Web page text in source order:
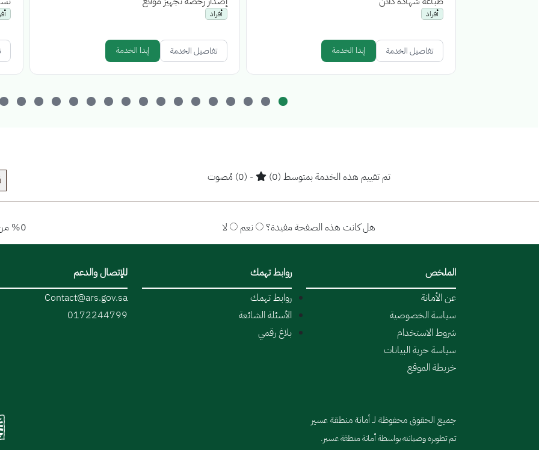
أفراد
تفاصيل الخدمة إبدا الخدمة
أفراد
تفاصيل الخدمة إبدا الخدمة
تم تقييم هذه الخدمة بمتوسط (0) - (0) مُصوت
هل كانت هذه الصفحة مفيدة؟ نعم لا %0 من المستخدمين قالوا نعم
الملخص
عن الأمانة
سياسة الخصوصية
شروط الاستخدام
سياسة حرية البيانات
خريطة الموقع
روابط تهمك
روابط تهمك
الأسئلة الشائعة
بلاغ رقمي
للإتصال والدعم
Contact@ars.gov.sa
0172244799
جميع الحقوق محفوظة لـ أمانة منطقة عسير
تم تطويره وصيانته بواسطة أمانة منطقة عسير.